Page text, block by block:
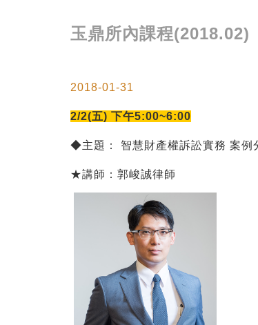
玉鼎所內課程(2018.02)
2018-01-31
2/2(五) 下午5:00~6:00
◆主題： 智慧財產權訴訟實務 案例
★講師：郭峻誠律師